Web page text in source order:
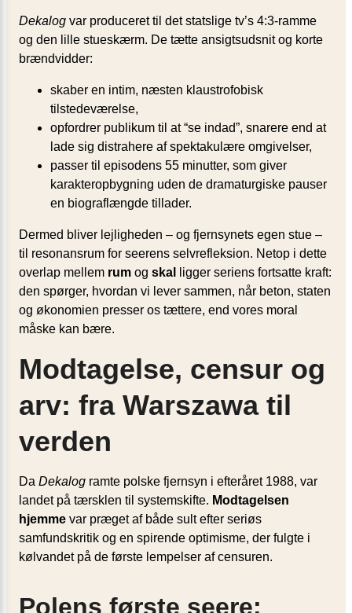
Dekalog var produceret til det statslige tv’s 4:3-ramme
og den lille stue­skærm. De tætte ansigtsudsnit og korte
brændvidder:
skaber en intim, næsten klaustrofobisk
tilstedeværelse,
opfordrer publikum til at “se indad”, snarere end at
lade sig distrahere af spektakulære omgivelser,
passer til episodens 55 minutter, som giver
karakteropbygning uden de dramaturgiske pauser
en biograflængde tillader.
Dermed bliver lejligheden – og fjernsynets egen stue –
til resonansrum for seerens selvrefleksion. Netop i dette
overlap mellem rum og skal
ligger seriens fortsatte kraft:
den spørger, hvordan vi lever sammen, når beton, staten
og økonomien presser os tættere, end vores moral
måske kan bære.
Modtagelse, censur og
arv: fra Warszawa til
verden
Da Dekalog ramte polske fjernsyn i efteråret 1988, var
landet på tærsklen til systemskifte. Modtagelsen
hjemme var præget af både sult efter seriøs
samfundskritik og en spirende optimisme, der fulgte i
kølvandet på de første lempelser af censuren.
Polens første seere: